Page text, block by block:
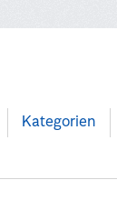
Kategorien